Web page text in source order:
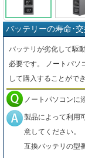
バッテリーの寿命･
バッテリが劣化して駆
必要です。 ノートパソ
して購入することができ
ノートパソコンに
製品によって利用
意してください。
互換バッテリの型